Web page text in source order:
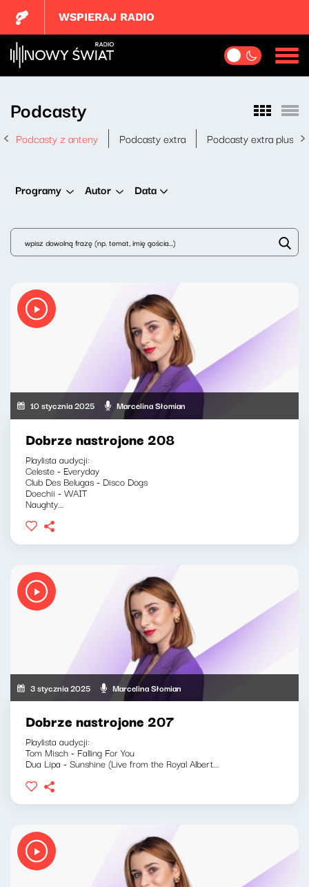
WSPIERAJ RADIO
Podcasty
Podcasty z anteny Podcasty extra Podcasty extra plus
Programy Autor Data
10 stycznia 2025 Marcelina Słomian
Dobrze nastrojone 208
Playlista audycji:
Celeste - Everyday
Club Des Belugas - Disco Dogs
Doechii - WAIT
Naughty...
3 stycznia 2025 Marcelina Słomian
Dobrze nastrojone 207
Playlista audycji:
Tom Misch - Falling For You
Dua Lipa - Sunshine (Live from the Royal Albert...